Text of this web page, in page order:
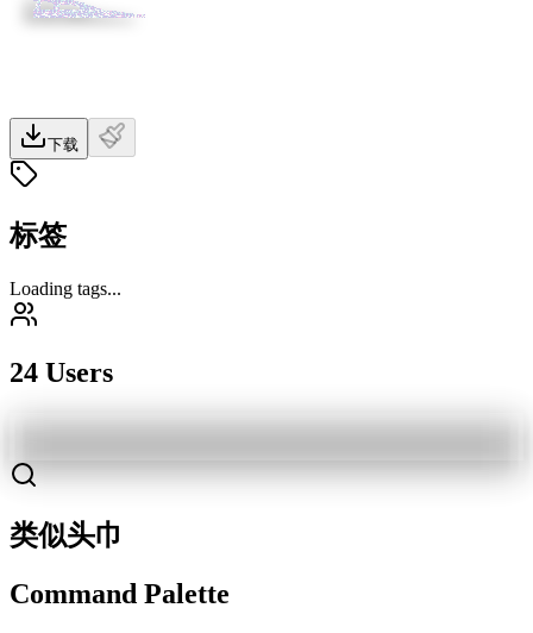
下载
标签
Loading tags...
24 Users
类似头巾
Command Palette